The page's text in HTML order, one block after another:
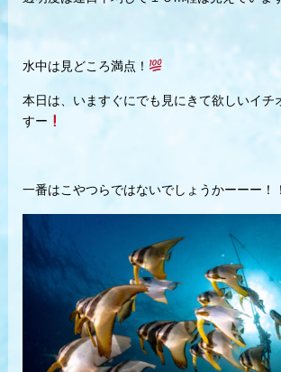
水中は見どころ満点！
本日は、いますぐにでも見にきて欲しいイチ
すー
一番はこやつらではないでしょうかーーー！